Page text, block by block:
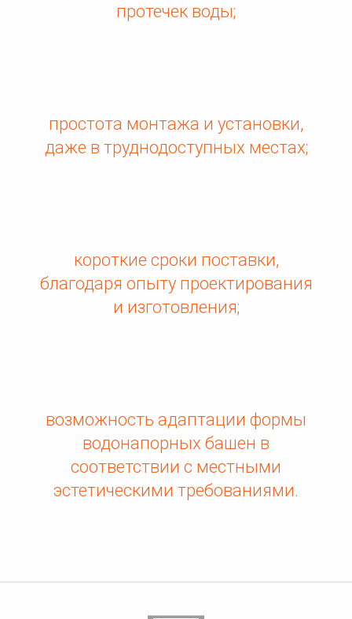
протечек воды;
простота монтажа и установки,
даже в труднодоступных местах;
короткие сроки поставки,
благодаря опыту проектирования
и изготовления;
возможность адаптации формы
водонапорных башен в
соответствии с местными
эстетическими требованиями.